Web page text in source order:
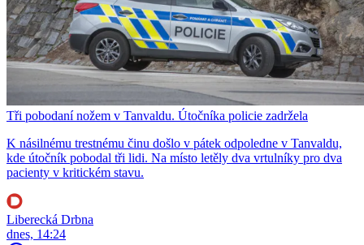
Tři pobodaní nožem v Tanvaldu. Útočníka policie zadržela
K násilnému trestnému činu došlo v pátek odpoledne v Tanvaldu,
kde útočník pobodal tři lidi. Na místo letěly dva vrtulníky pro dva
pacienty v kritickém stavu.
Liberecká Drbna
dnes, 14:24